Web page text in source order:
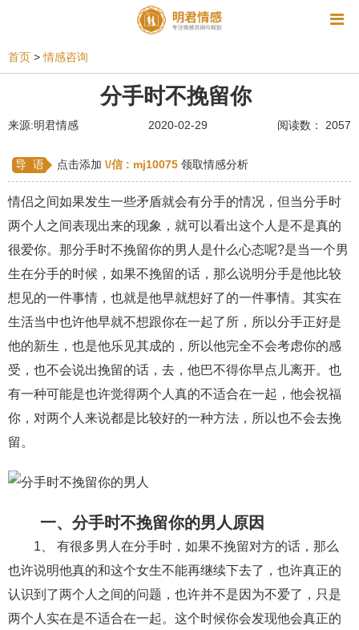
同性恋 恋爱技巧
挽救婚姻 星座情感 离婚 心情
姻缘测试 分娩
水瓶座男生 摩羯座男生 射手座男生
天蝎座男生 天秤座男生 处女座男生
爱情诗句 狮子座男生 爱情歌曲 爱情图片
爱情小说 巨蟹座男生 爱情电影 双子座男生
不和 金牛座男生 白羊座男生 吵架
财产分割 外遇 分手 第三者 心态
变心 感人 伤感 婚姻问题 脾气
十二生肖 分手复合
异地恋 明星 气质 美妆
化妆 挽留前任 避孕 挽回男友 孕妇食谱
挽回老公 产检 家庭暴力 孕中期
经营婚姻 婚姻修复 孕早期 感情挽回
首页 > 情感咨询
分手时不挽留你
来源:明君情感 2020-02-29 阅读数： 2057
导 语 点击添加 \/信 : mj10075 领取情感分析
情侣之间如果发生一些矛盾就会有分手的情况，但当分手时
两个人之间表现出来的现象，就可以看出这个人是不是真的
很爱你。那分手时不挽留你的男人是什么心态呢?是当一个男
生在分手的时候，如果不挽留的话，那么说明分手是他比较
想见的一件事情，也就是他早就想好了的一件事情。其实在
生活当中也许他早就不想跟你在一起了所，所以分手正好是
他的新生，也是他乐见其成的，所以他完全不会考虑你的感
受，也不会说出挽留的话，去，他巴不得你早点儿离开。也
有一种可能是也许觉得两个人真的不适合在一起，他会祝福
你，对两个人来说都是比较好的一种方法，所以也不会去挽
留。
一、分手时不挽留你的男人原因
1、 有很多男人在分手时，如果不挽留对方的话，那么
也许说明他真的和这个女生不能再继续下去了，也许真正的
认识到了两个人之间的问题，也许并不是因为不爱了，只是
两个人实在是不适合在一起。这个时候你会发现他会真正的